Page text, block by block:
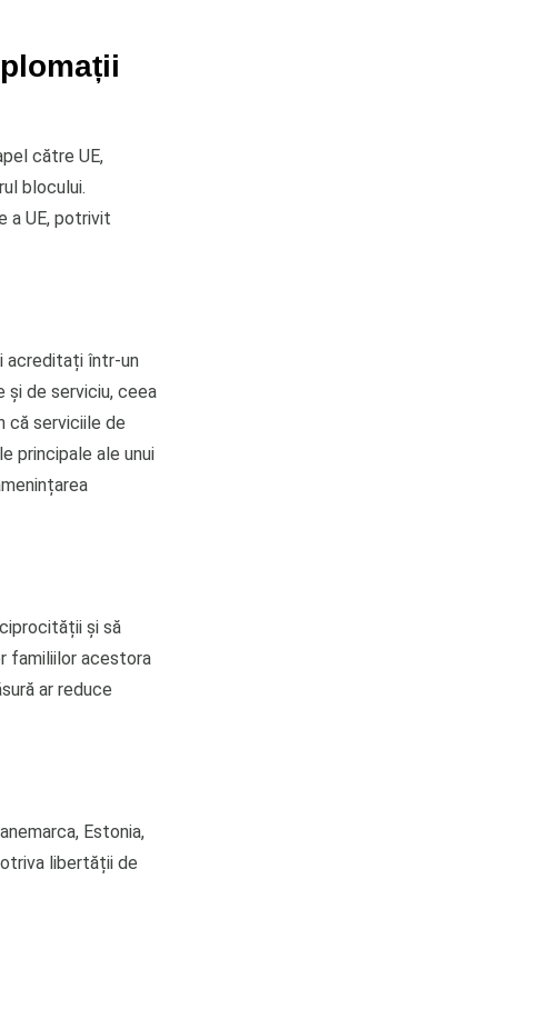
către UE,
blocului.
a UE, potrivit
acreditați într-un
și de serviciu, ceea
că serviciile de
principale ale unui
și să
familiilor acestora
ar reduce
Estonia,
libertății de